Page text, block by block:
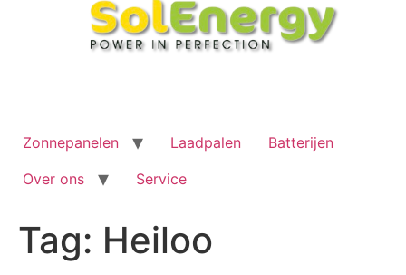
Zonnepanelen Laadpalen
Batterijen
Over ons
Service
Tag: Heiloo